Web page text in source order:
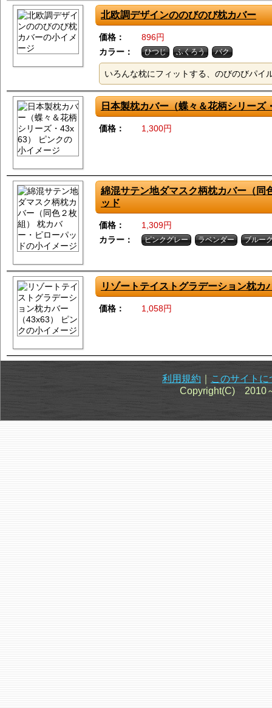
北欧調デザインののびのび枕カバー
価格：
896円
カラー：
ひつじ ふくろう バク
いろんな枕にフィットする、のびのびパイ
日本製枕カバー（蝶々＆花柄シリーズ
価格： 1,300円
綿混サテン地ダマスク柄枕カバー（同
ッド
価格：
1,309円
カラー：
ピンクグレー ラベンダー ブルー
リゾートテイストグラデーション枕カ
価格： 1,058円
利用規約
このサイトに
Copyright(C) 2010